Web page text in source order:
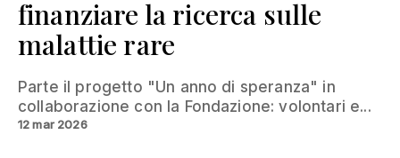
finanziare la ricerca sulle
malattie rare
Parte il progetto "Un anno di speranza" in
collaborazione con la Fondazione: volontari e...
12 mar 2026